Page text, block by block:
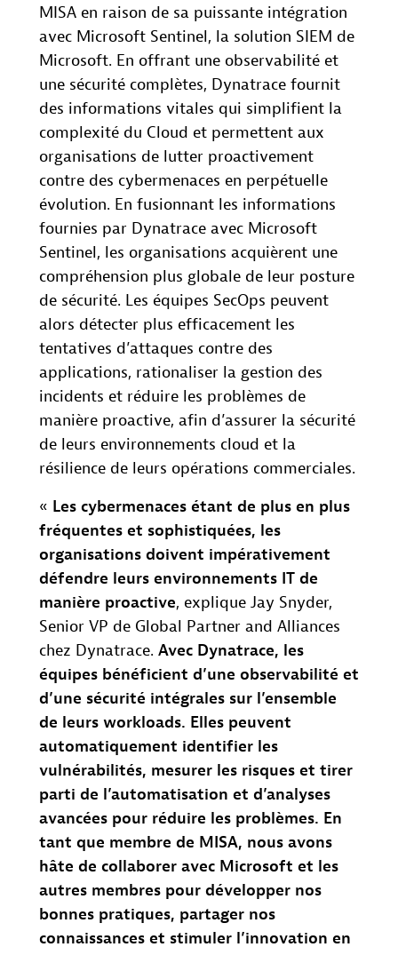
MISA en raison de sa puissante intégration
avec Microsoft Sentinel, la solution SIEM de
Microsoft. En offrant une observabilité et
une sécurité complètes, Dynatrace fournit
des informations vitales qui simplifient la
complexité du Cloud et permettent aux
organisations de lutter proactivement
contre des cybermenaces en perpétuelle
évolution. En fusionnant les informations
fournies par Dynatrace avec Microsoft
Sentinel, les organisations acquièrent une
compréhension plus globale de leur posture
de sécurité. Les équipes SecOps peuvent
alors détecter plus efficacement les
tentatives d’attaques contre des
applications, rationaliser la gestion des
incidents et réduire les problèmes de
manière proactive, afin d’assurer la sécurité
de leurs environnements cloud et la
résilience de leurs opérations commerciales.
« Les cybermenaces étant de plus en plus
fréquentes et sophistiquées, les
organisations doivent impérativement
défendre leurs environnements IT de
manière proactive, explique Jay Snyder,
Senior VP de Global Partner and Alliances
chez Dynatrace. Avec Dynatrace, les
équipes bénéficient d’une observabilité et
d’une sécurité intégrales sur l’ensemble
de leurs workloads. Elles peuvent
automatiquement identifier les
vulnérabilités, mesurer les risques et tirer
parti de l’automatisation et d’analyses
avancées pour réduire les problèmes. En
tant que membre de MISA, nous avons
hâte de collaborer avec Microsoft et les
autres membres pour développer nos
bonnes pratiques, partager nos
connaissances et stimuler l’innovation en